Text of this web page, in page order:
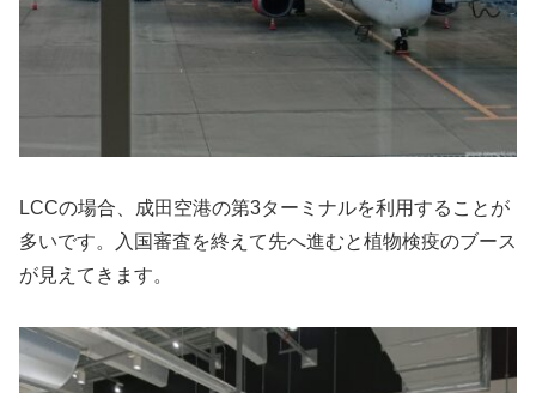
LCCの場合、成田空港の第3ターミナルを利用することが
多いです。入国審査を終えて先へ進むと植物検疫のブース
が見えてきます。